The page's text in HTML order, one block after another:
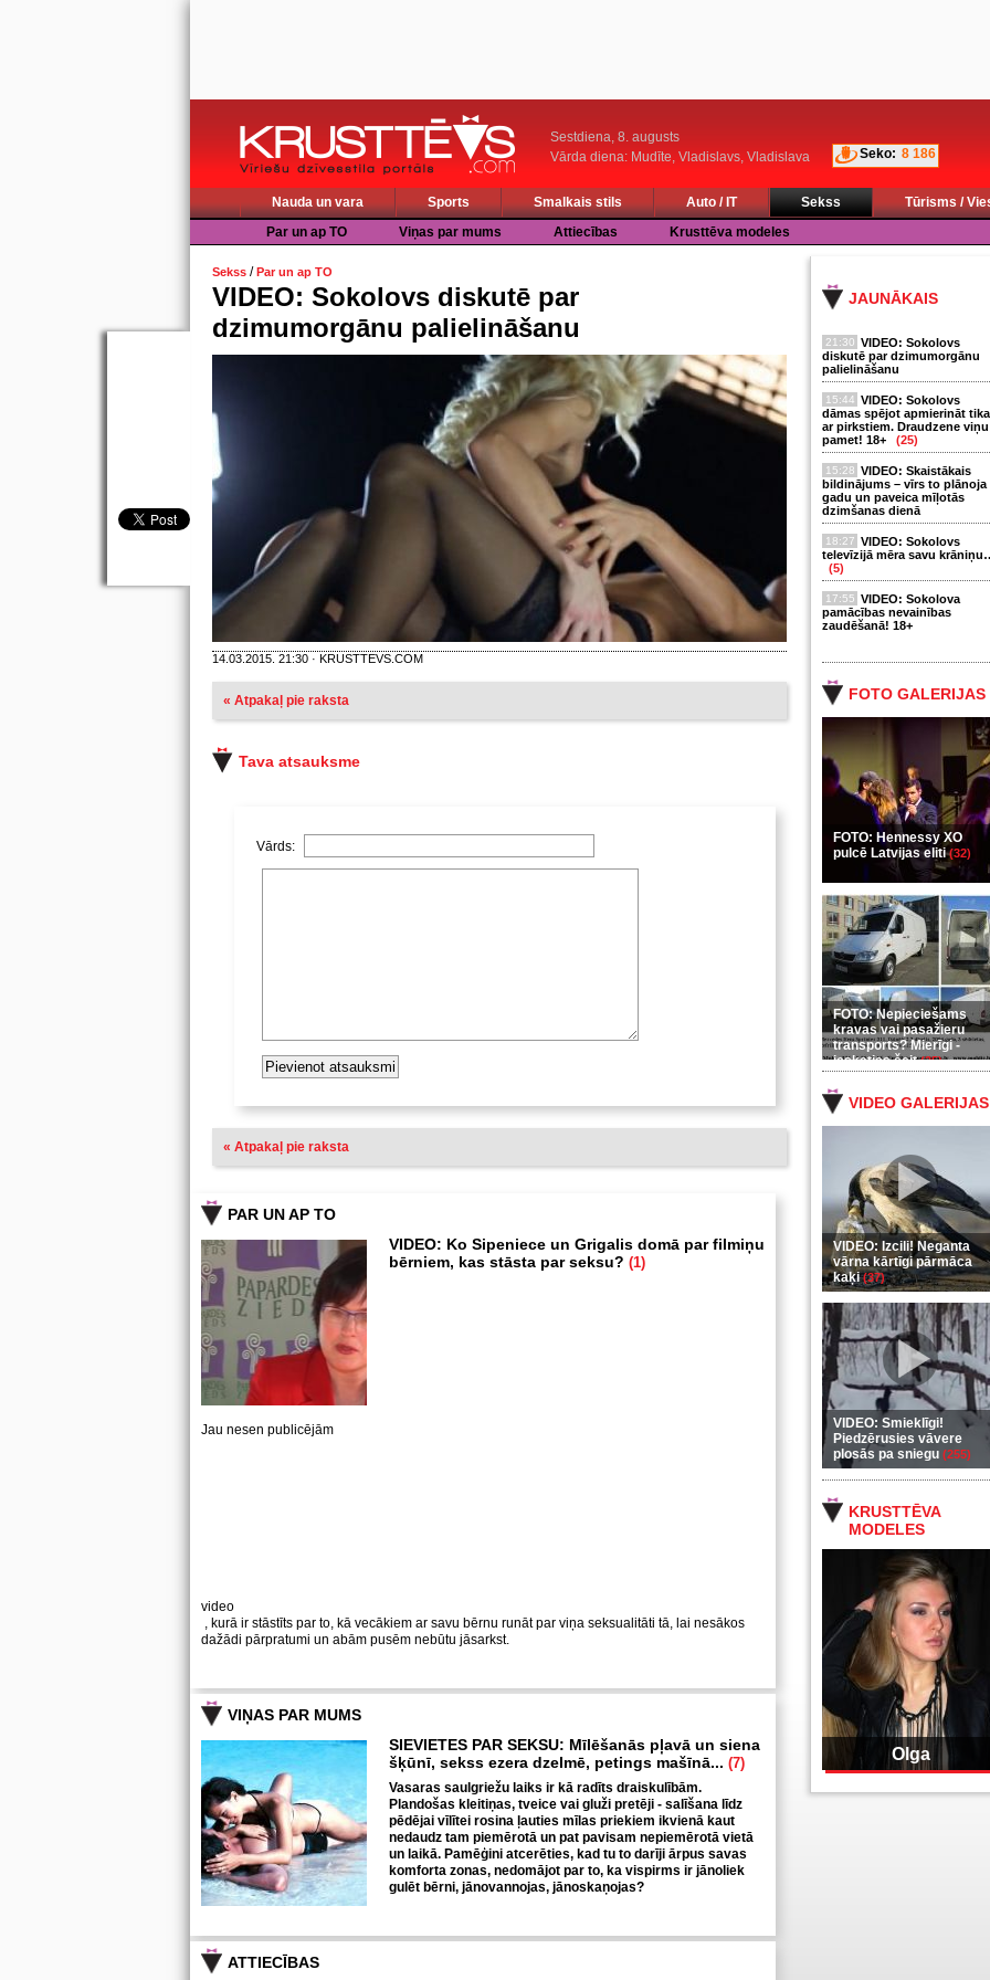
Sestdiena, 8. augusts
Vārda diena: Mudīte, Vladislavs, Vladislava
Seko: 8 186
Nauda un vara Sports Smalkais stils Auto / IT Sekss
Tūrisms /
Par un ap TO
Viņas par mums Attiecības Krusttēva modeles
JAUNĀKAIS
21:30 VIDEO: Sokolovs
diskutē par dzimumorgānu
palielināšanu
15:44 VIDEO: Sokolovs
dāmas spējot apmierināt
ar pirkstiem. Draudzene viņu
pamet! 18+
(25)
15:28 VIDEO: Skaistākais
bildinājums – vīrs to plānoja
gadu un paveica mīļotās
dzimšanas dienā
18:27 VIDEO: Sokolovs
televīzijā mēra savu
(5)
17:55 VIDEO: Sokolova
pamācības nevainības
zaudēšanā! 18+
FOTO GALERIJAS
FOTO: Hennessy XO
pulcē Latvijas eliti(32)
FOTO: Nepieciešams
kravas vai pasažieru
transports? Mierīgi -
ieskaties šeit(35)
VIDEO GALERIJAS
VIDEO: Izcili! Neganta
vārna kārtīgi pārmāca
kaķi(37)
VIDEO: Smieklīgi!
Piedzērusies vāvere
plosās pa sniegu (255)
KRUSTTĒVA
MODELES
Olga
Sekss /Par un ap TO
VIDEO: Sokolovs diskutē par
dzimumorgānu palielināšanu
14.03.2015. 21:30 · KRUSTTEVS.COM
« Atpakaļ pie raksta
Tava atsauksme
Vārds:
« Atpakaļ pie raksta
PAR UN AP TO
VIDEO: Ko Sipeniece un Grigalis domā par filmiņu
bērniem, kas stāsta par seksu? (1)
Jau nesen publicējām
video
, kurā ir stāstīts par to, kā vecākiem ar savu bērnu runāt par viņa seksualitāti tā, lai nesākos
dažādi pārpratumi un abām pusēm nebūtu jāsarkst.
VIŅAS PAR MUMS
SIEVIETES PAR SEKSU: Mīlēšanās pļavā un siena
šķūnī, sekss ezera dzelmē, petings mašīnā... (7)
Vasaras saulgriežu laiks ir kā radīts draiskulībām.
Plandošas kleitiņas, tveice vai gluži pretēji - salīšana līdz
pēdējai vīlītei rosina ļauties mīlas priekiem ikvienā kaut
nedaudz tam piemērotā un pat pavisam nepiemērotā vietā
un laikā. Pamēģini atcerēties, kad tu to darīji ārpus savas
komforta zonas, nedomājot par to, ka vispirms ir jānoliek
gulēt bērni, jānovannojas, jānoskaņojas?
ATTIECĪBAS